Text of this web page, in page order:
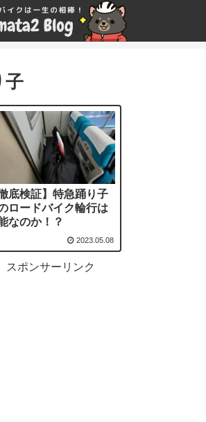
子
徹底検証】特急踊り子
ロードバイク輪行は
なのか！？
2023.05.08
スポンサーリンク